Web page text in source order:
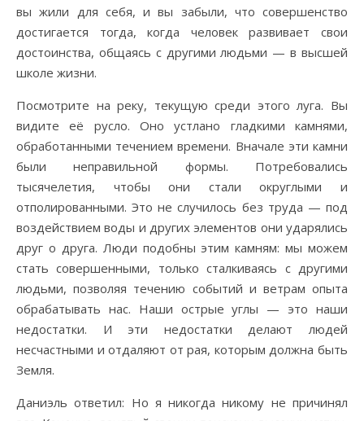
вы жили для себя, и вы забыли, что совершенство
достигается тогда, когда человек развивает свои
достоинства, общаясь с другими людьми — в высшей
школе жизни.
Посмотрите на реку, текущую среди этого луга. Вы
видите её русло. Оно устлано гладкими камнями,
обработанными течением времени. Вначале эти камни
были неправильной формы. Потребовались
тысячелетия, чтобы они стали округлыми и
отполированными. Это не случилось без труда — под
воздействием воды и других элементов они ударялись
друг о друга. Люди подобны этим камням: мы можем
стать совершенными, только сталкиваясь с другими
людьми, позволяя течению событий и ветрам опыта
обрабатывать нас. Наши острые углы — это наши
недостатки. И эти недостатки делают людей
несчастными и отдаляют от рая, которым должна быть
Земля.
Даниэль ответил: Но я никогда никому не причинял